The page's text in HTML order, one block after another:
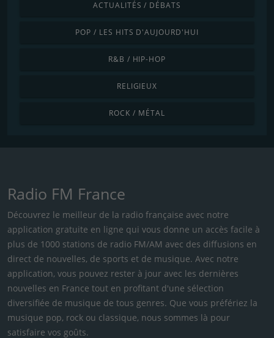
ACTUALITÉS / DÉBATS
POP / LES HITS D'AUJOURD'HUI
R&B / HIP-HOP
RELIGIEUX
ROCK / MÉTAL
Radio FM France
Découvrez le meilleur de la radio française avec notre
application gratuite en ligne qui vous donne un accès facile à
plus de 1000 stations de radio FM/AM avec des diffusions en
direct de nouvelles, de sports et de musique. Avec notre
application, vous pouvez rester à jour avec les dernières
nouvelles en France tout en profitant d'une sélection
diversifiée de musique de tous genres. Que vous préfériez la
musique pop, rock ou classique, nous sommes là pour
satisfaire vos goûts.